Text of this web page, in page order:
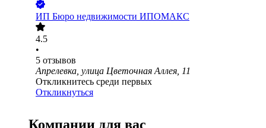
ИП Бюро недвижимости ИПОМАКС
4.5
•
5 отзывов
Апрелевка, улица Цветочная Аллея, 11
Откликнитесь среди первых
Откликнуться
Компании для вас